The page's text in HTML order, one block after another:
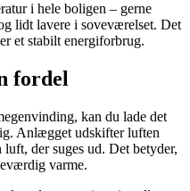
i hele boligen – gerne
lidt lavere i soveværelset. Det
et stabilt energiforbrug.
fordel
kan du lade det
Anlægget udskifter luften
der suges ud. Det betyder,
varme.